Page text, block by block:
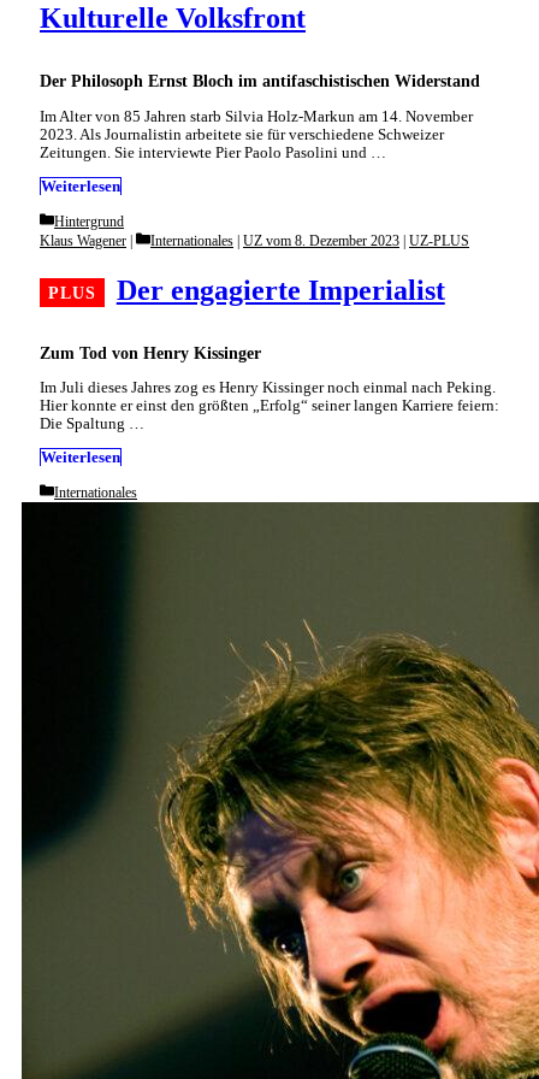
Der Philosoph Ernst Bloch im antifaschistischen Widerstand
Kulturelle Volksfront
Im Alter von 85 Jahren starb Silvia Holz-Markun am 14. November
2023. Als Journalistin arbeitete sie für verschiedene Schweizer
Zeitungen. Sie interviewte Pier Paolo Pasolini und …
Weiterlesen
Categories
Hintergrund
Zum Tod von Henry Kissinger
Der engagierte Imperialist
Klaus Wagener Categories
Internationales | UZ vom 8. Dezember 2023 | UZ-PLUS
Im Juli dieses Jahres zog es Henry Kissinger noch einmal nach Peking.
Hier konnte er einst den größten „Erfolg“ seiner langen Karriere feiern:
Die Spaltung …
Weiterlesen
Categories
Internationales